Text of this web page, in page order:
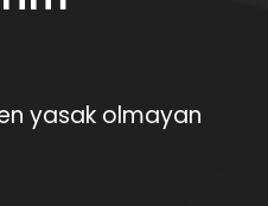
yasak olmayan